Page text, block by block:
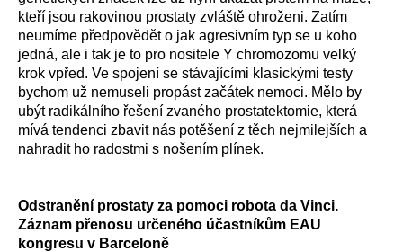
kteří jsou rakovinou prostaty zvláště ohroženi. Zatím
neumíme předpovědět o jak agresivním typ se u koho
jedná, ale i tak je to pro nositele Y chromozomu velký
krok vpřed. Ve spojení se stávajícími klasickými testy
bychom už nemuseli propást začátek nemoci. Mělo by
ubýt radikálního řešení zvaného prostatektomie, která
mívá tendenci zbavit nás potěšení z těch nejmilejších a
nahradit ho radostmi s nošením plínek.
Odstranění prostaty za pomoci robota da Vinci.
Záznam přenosu určeného účastníkům EAU
kongresu v Barceloně